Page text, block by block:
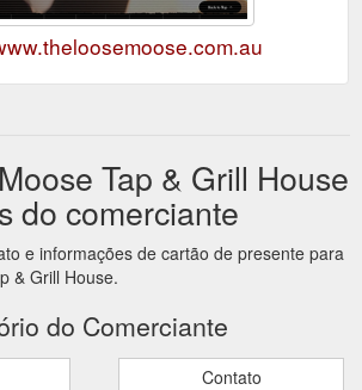
Tap & Grill House
do comerciante
e informações de cartão de presente para
& Grill House.
do Comerciante
Contato